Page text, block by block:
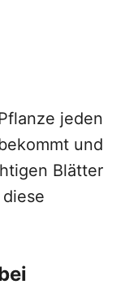
jeden
und
Blätter